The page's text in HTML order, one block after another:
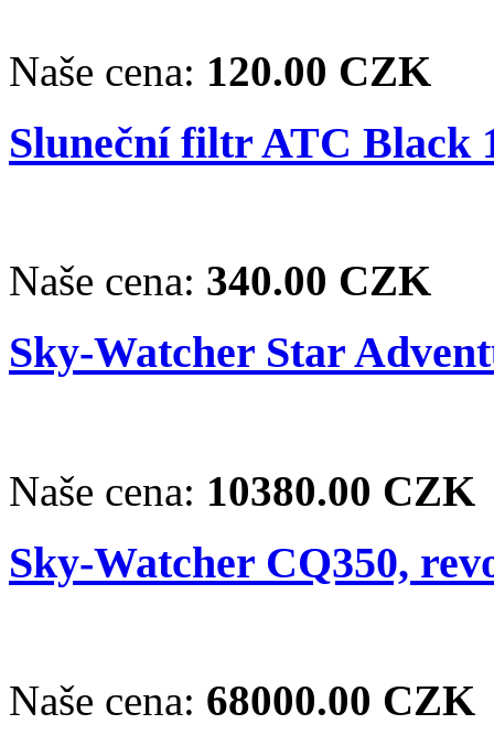
Naše cena: 120.00 CZK
Sluneční filtr ATC Black
Naše cena: 340.00 CZK
Sky-Watcher Star
Naše cena: 10380.00 CZK
Sky-Watcher CQ350,
Naše cena: 68000.00 CZK